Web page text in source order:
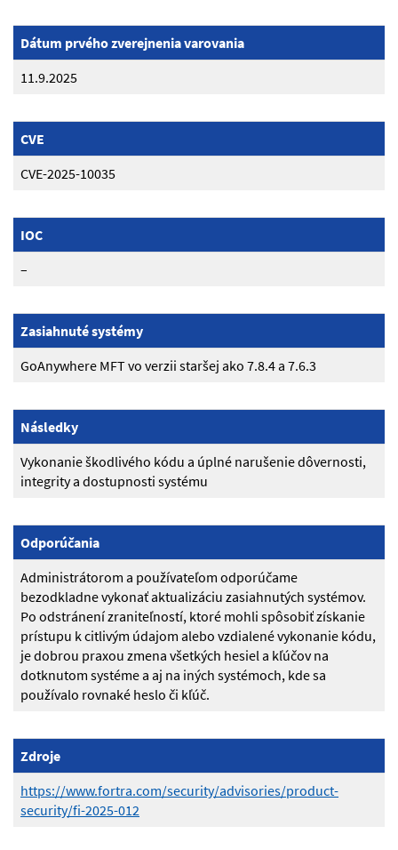
Dátum prvého zverejnenia varovania
11.9.2025
CVE
CVE-2025-10035
IOC
–
Zasiahnuté systémy
GoAnywhere MFT vo verzii staršej ako 7.8.4 a 7.6.3
Následky
Vykonanie škodlivého kódu a úplné narušenie dôvernosti,
integrity a dostupnosti systému
Odporúčania
Administrátorom a používateľom odporúčame
bezodkladne vykonať aktualizáciu zasiahnutých systémov.
Po odstránení zraniteľností, ktoré mohli spôsobiť získanie
prístupu k citlivým údajom alebo vzdialené vykonanie kódu,
je dobrou praxou zmena všetkých hesiel a kľúčov na
dotknutom systéme a aj na iných systémoch, kde sa
používalo rovnaké heslo či kľúč.
Zdroje
https://www.fortra.com/security/advisories/product-
security/fi-2025-012